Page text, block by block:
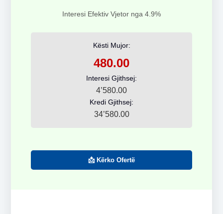
Interesi Efektiv Vjetor nga 4.9%
Kësti Mujor:
480.00
Interesi Gjithsej:
4’580.00
Kredi Gjithsej:
34’580.00
📩 Kërko Ofertë